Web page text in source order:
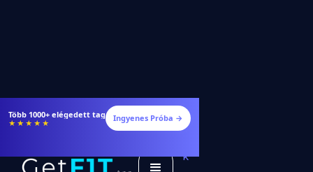
Étrendek, receptek és edzéstervek
★★★★★ Ingyenes Próba →
Diéta és Étrend Élelmiszerek